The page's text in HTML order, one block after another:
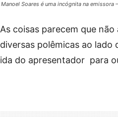
Manoel Soares é uma incógnita na emissora
As coisas parecem que
diversas polêmicas ao lado
ida do apresentador para